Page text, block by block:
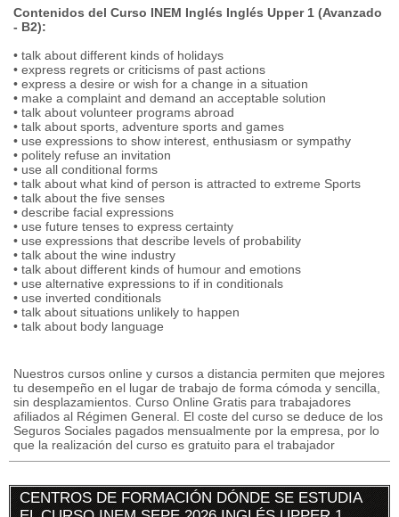
Contenidos del Curso INEM Inglés Inglés Upper 1 (Avanzado
- B2):
• talk about different kinds of holidays
• express regrets or criticisms of past actions
• express a desire or wish for a change in a situation
• make a complaint and demand an acceptable solution
• talk about volunteer programs abroad
• talk about sports, adventure sports and games
• use expressions to show interest, enthusiasm or sympathy
• politely refuse an invitation
• use all conditional forms
• talk about what kind of person is attracted to extreme Sports
• talk about the five senses
• describe facial expressions
• use future tenses to express certainty
• use expressions that describe levels of probability
• talk about the wine industry
• talk about different kinds of humour and emotions
• use alternative expressions to if in conditionals
• use inverted conditionals
• talk about situations unlikely to happen
• talk about body language
Nuestros cursos online y cursos a distancia permiten que mejores
tu desempeño en el lugar de trabajo de forma cómoda y sencilla,
sin desplazamientos. Curso Online Gratis para trabajadores
afiliados al Régimen General. El coste del curso se deduce de los
Seguros Sociales pagados mensualmente por la empresa, por lo
que la realización del curso es gratuito para el trabajador
CENTROS DE FORMACIÓN DÓNDE SE ESTUDIA